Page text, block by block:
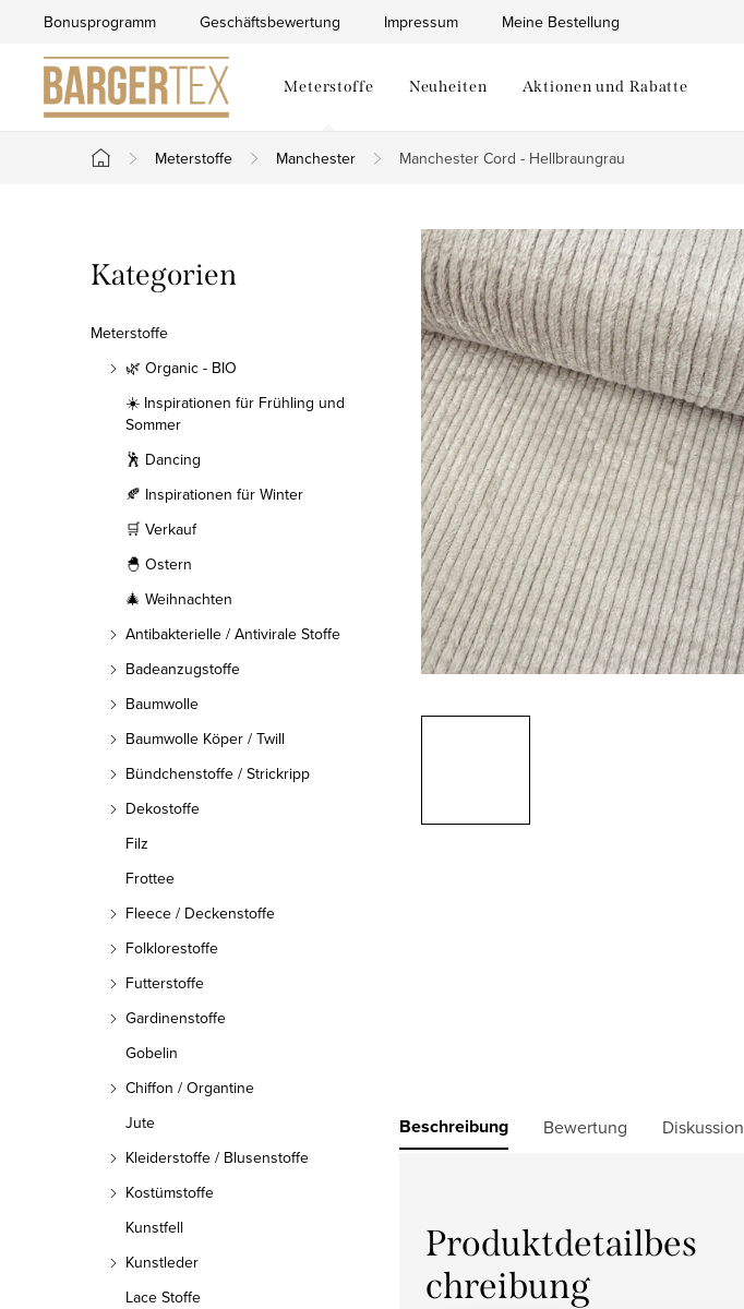
springen
Bonusprogramm Geschäftsbewertung Impressum Meine Bestellung
Meterstoffe Neuheiten Aktionen und Rabatte
Startseite
Meterstoffe Manchester Manchester Cord - Hellbraungrau
e
i
Kategorien
überspringen
Kategorien
Meterstoffe
🌿 Organic - BIO
☀️ Inspirationen für Frühling und
Sommer
🕺 Dancing
🍂 Inspirationen für Winter
🛒 Verkauf
🐣 Ostern
🎄 Weihnachten
Antibakterielle / Antivirale Stoffe
Badeanzugstoffe
Baumwolle
Baumwolle Köper / Twill
Bündchenstoffe / Strickripp
Dekostoffe
Filz
Frottee
Fleece / Deckenstoffe
Folklorestoffe
Futterstoffe
Gardinenstoffe
Gobelin
Chiffon / Organtine
Jute
Kleiderstoffe / Blusenstoffe
Kostümstoffe
Kunstfell
Kunstleder
Lace Stoffe
Beschreibung Bewertung Diskussion
Produktdetailbes
chreibung